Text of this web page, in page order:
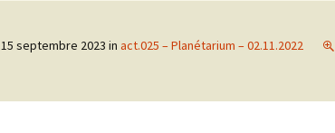
Album photos 2024
15 septembre 2023 in act.025 – Planétarium – 02.11.2022